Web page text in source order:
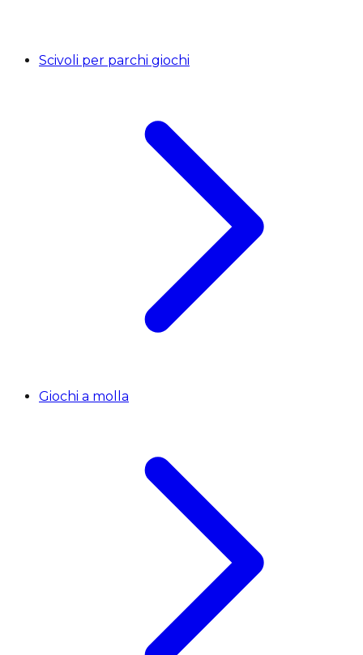
Scivoli per parchi giochi
Giochi a molla